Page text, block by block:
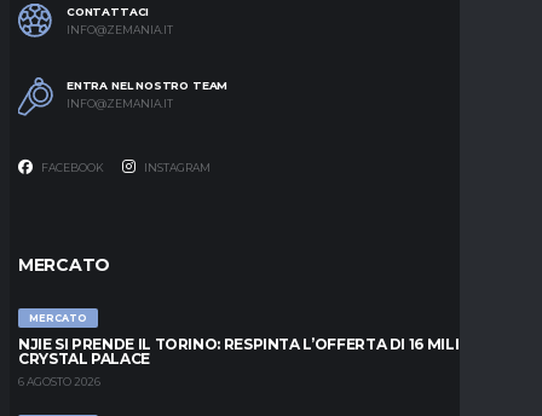
CONTATTACI
INFO@ZEMANIA.IT
ENTRA NEL NOSTRO TEAM
INFO@ZEMANIA.IT
FACEBOOK INSTAGRAM
MERCATO
MERCATO
NJIE SI PRENDE IL TORINO: RESPINTA L’OFFERTA DI 16 MILIONI DAL
CRYSTAL PALACE
6 AGOSTO 2026